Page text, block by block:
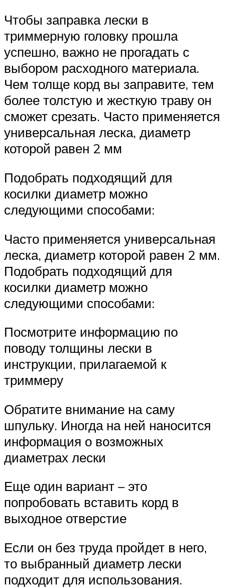
Чтобы заправка лески в
триммерную головку прошла
успешно, важно не прогадать с
выбором расходного материала.
Чем толще корд вы заправите, тем
более толстую и жесткую траву он
сможет срезать. Часто применяется
универсальная леска, диаметр
которой равен 2 мм
Подобрать подходящий для
косилки диаметр можно
следующими способами:
Часто применяется универсальная
леска, диаметр которой равен 2 мм.
Подобрать подходящий для
косилки диаметр можно
следующими способами:
Посмотрите информацию по
поводу толщины лески в
инструкции, прилагаемой к
триммеру
Обратите внимание на саму
шпульку. Иногда на ней наносится
информация о возможных
диаметрах лески
Еще один вариант – это
попробовать вставить корд в
выходное отверстие
Если он без труда пройдет в него,
то выбранный диаметр лески
подходит для использования.